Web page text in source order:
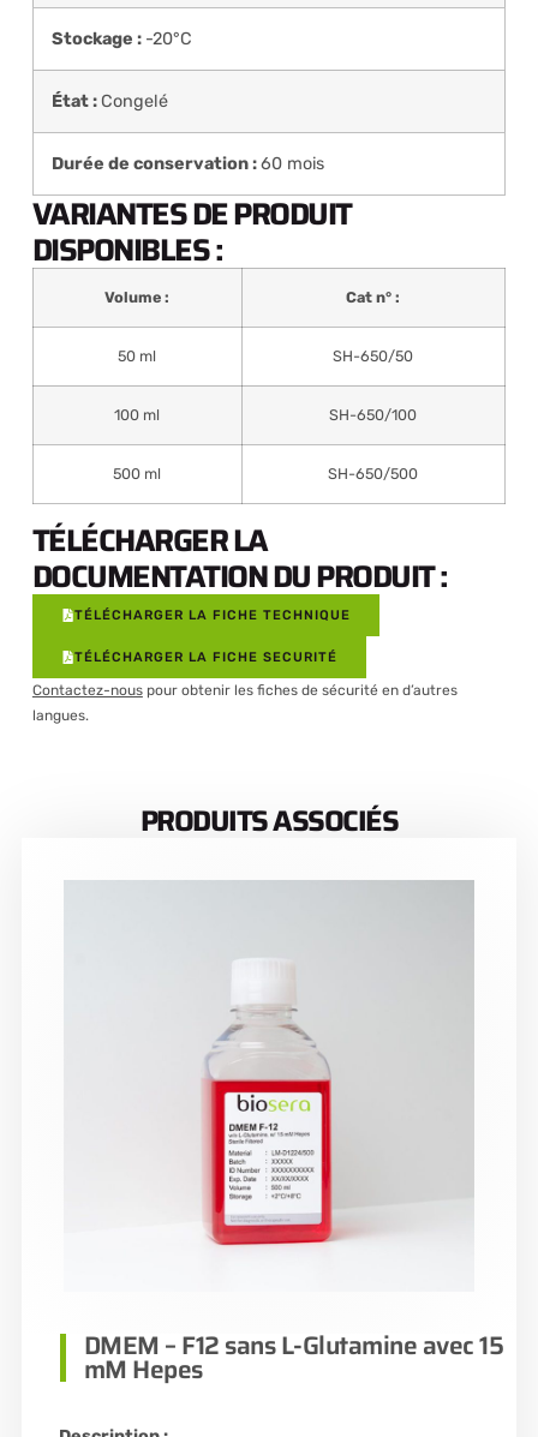
Stockage : -20°C
État : Congelé
Durée de conservation :60 mois
VARIANTES DE PRODUIT
DISPONIBLES :
Volume : Cat n° :
50 ml SH-650/50
100 ml SH-650/100
500 ml SH-650/500
TÉLÉCHARGER LA
DOCUMENTATION DU PRODUIT :
TÉLÉCHARGER LA FICHE TECHNIQUE
TÉLÉCHARGER LA FICHE SECURITÉ
Contactez-nouspour obtenir les fiches de sécurité en d’autres
langues.
PRODUITS ASSOCIÉS
DMEM – F12 sans L-Glutamine avec 15
mM Hepes